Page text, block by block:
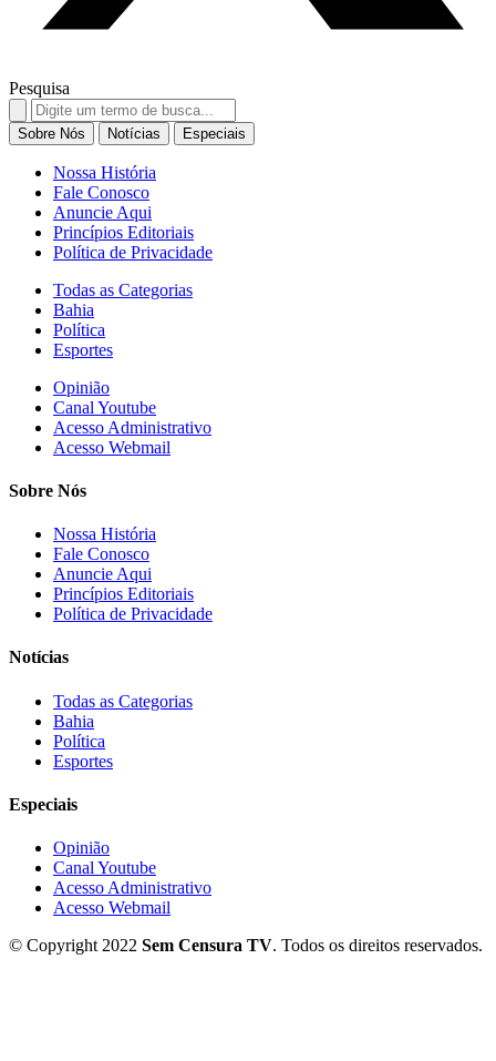
Pesquisa
Search
for:
Sobre Nós Notícias Especiais
Nossa História
Fale Conosco
Anuncie Aqui
Princípios Editoriais
Política de Privacidade
Todas as Categorias
Bahia
Política
Esportes
Opinião
Canal Youtube
Acesso Administrativo
Acesso Webmail
Sobre Nós
Nossa História
Fale Conosco
Anuncie Aqui
Princípios Editoriais
Política de Privacidade
Notícias
Todas as Categorias
Bahia
Política
Esportes
Especiais
Opinião
Canal Youtube
Acesso Administrativo
Acesso Webmail
© Copyright 2022 Sem Censura TV. Todos os direitos reservados.